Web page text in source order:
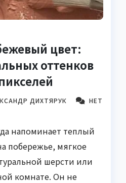
цвет:
оттенков
ДИХТЯРУК
НЕТ
напоминает теплый
побережье, мягкое
шерсти или
комнате. Он не